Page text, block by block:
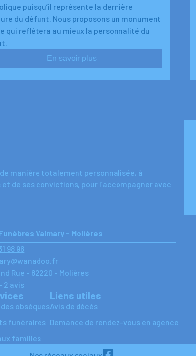
puisqu’il représente la dernière
du défunt. Nous proposons un monument
qui reflétera au mieux la personnalité du
En savoir plus
manière totalement personnalisée, à
de ses convictions, pour l’accompagner avec
Valmary - Molières
98 96
Rue - 82220 - Molières
2 avis
obsèques
funéraires
familles
Liens utiles
Avis de décès
Demande de rendez-vous en agence